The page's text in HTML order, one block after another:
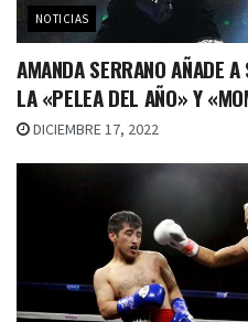
NOTICIAS
AMANDA SERRANO AÑADE
LA «PELEA DEL AÑO» Y
DICIEMBRE 17, 2022